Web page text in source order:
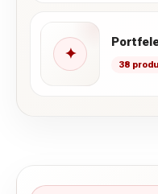
✦
38